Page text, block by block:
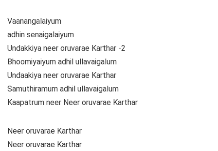
Vaanangalaiyum
adhin senaigalaiyum
Undakkiya neer oruvarae Karthar -2
Bhoomiyaiyum adhil ullavaigalum
Undaakiya neer oruvarae Karthar
Samuthiramum adhil ullavaigalum
Kaapatrum neer Neer oruvarae Karthar
Neer oruvarae Karthar
Neer oruvarae Karthar